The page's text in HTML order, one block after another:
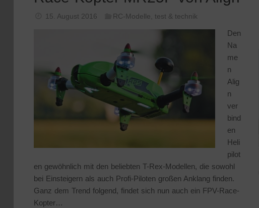
15. August 2016 RC-Modelle test & technik
Den
Na
me
n
Alig
n
ver
bind
en
Heli
pilot
en gewöhnlich mit den beliebten T-Rex-Modellen, die sowohl
bei Einsteigern als auch Profi-Piloten großen Anklang finden.
Ganz dem Trend folgend, findet sich nun auch ein FPV-Race-
Kopter…